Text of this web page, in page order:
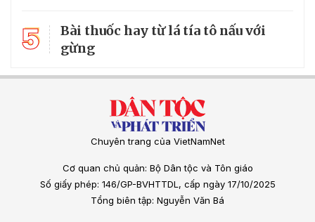
5
Bài thuốc hay từ lá tía tô nấu với
gừng
Chuyên trang của VietNamNet
Cơ quan chủ quản: Bộ Dân tộc và Tôn giáo
Số giấy phép: 146/GP-BVHTTDL, cấp ngày 17/10/2025
Tổng biên tập: Nguyễn Văn Bá